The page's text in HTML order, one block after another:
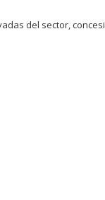
del sector,